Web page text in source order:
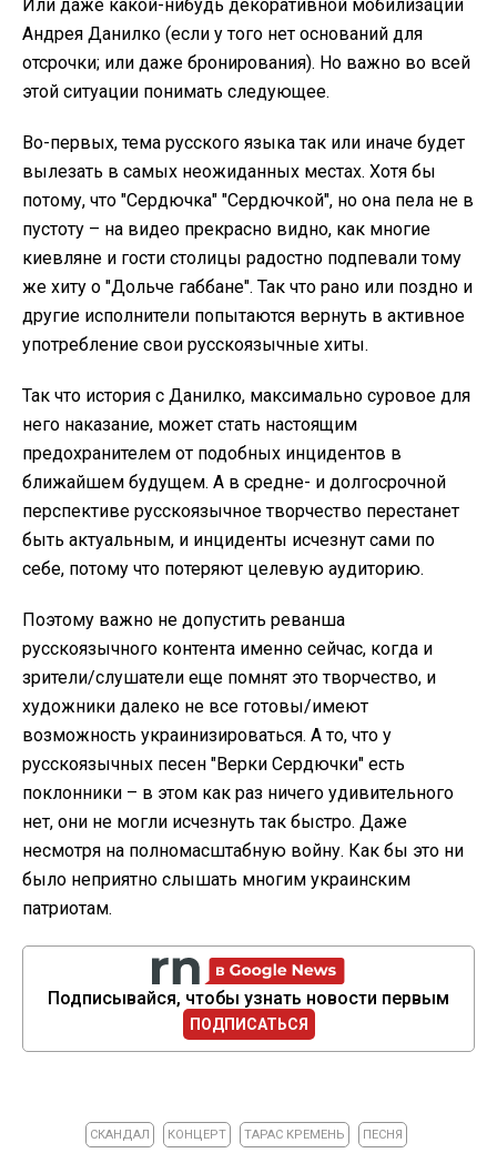
Или даже какой-нибудь декоративной мобилизации
Андрея Данилко (если у того нет оснований для
отсрочки; или даже бронирования). Но важно во всей
этой ситуации понимать следующее.
Во-первых, тема русского языка так или иначе будет
вылезать в самых неожиданных местах. Хотя бы
потому, что "Сердючка" "Сердючкой", но она пела не в
пустоту – на видео прекрасно видно, как многие
киевляне и гости столицы радостно подпевали тому
же хиту о "Дольче габбане". Так что рано или поздно и
другие исполнители попытаются вернуть в активное
употребление свои русскоязычные хиты.
Так что история с Данилко, максимально суровое для
него наказание, может стать настоящим
предохранителем от подобных инцидентов в
ближайшем будущем. А в средне- и долгосрочной
перспективе русскоязычное творчество перестанет
быть актуальным, и инциденты исчезнут сами по
себе, потому что потеряют целевую аудиторию.
Поэтому важно не допустить реванша
русскоязычного контента именно сейчас, когда и
зрители/слушатели еще помнят это творчество, и
художники далеко не все готовы/имеют
возможность украинизироваться. А то, что у
русскоязычных песен "Верки Сердючки" есть
поклонники – в этом как раз ничего удивительного
нет, они не могли исчезнуть так быстро. Даже
несмотря на полномасштабную войну. Как бы это ни
было неприятно слышать многим украинским
патриотам.
Подписывайся, чтобы узнать новости первым
ПОДПИСАТЬСЯ
СКАНДАЛ КОНЦЕРТ ТАРАС КРЕМЕНЬ ПЕСНЯ